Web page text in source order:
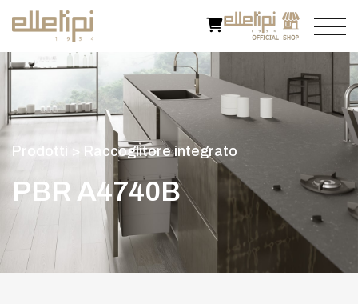
Pro d o i > R ccoglitore integrato
PBR A4740B